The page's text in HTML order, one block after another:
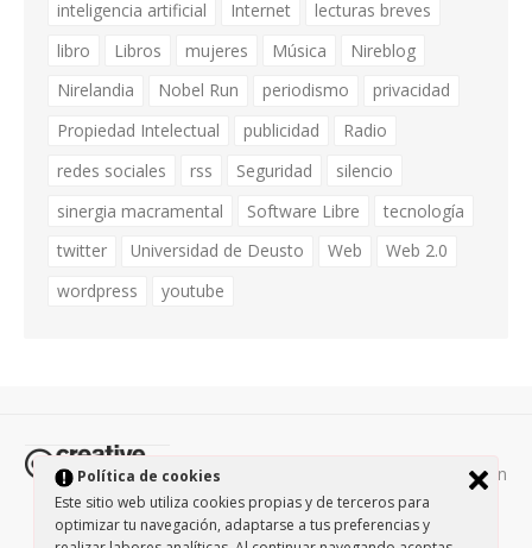
Política de cookies
Este sitio web utiliza cookies propias y de terceros para
optimizar tu navegación, adaptarse a tus preferencias y
inteligencia artificial
Internet
lecturas breves
libro
Libros mujeres Música
Nireblog
Nirelandia
Nobel Run periodismo
privacidad
Propiedad Intelectual
publicidad
Radio
redes sociales
rss Seguridad
silencio
sinergia macramental
Software Libre
tecnología
twitter
Universidad de Deusto Web
Web 2.0
wordpress
youtube
Todos los contenidos de esta página están
protegidos por la licencia Creative Commons Attribution-
NonCommercial-ShareAlike 3.0. / Política de privacidad